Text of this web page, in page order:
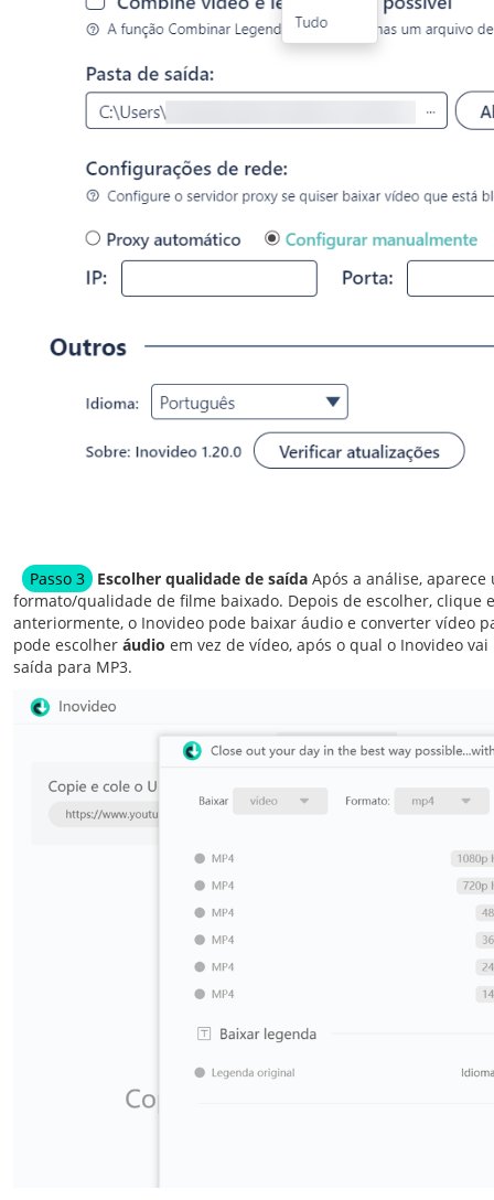
Passo 3 Escolher qualidade de saída Após a análise,
formato/qualidade de filme baixado. Depois de escolher, clique
anteriormente, o Inovideo pode baixar áudio e converter vídeo
pode escolher áudio em vez de vídeo, após o qual o Inovideo
saída para MP3.